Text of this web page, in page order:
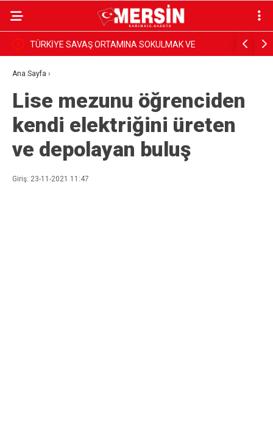
SAVAŞ ORTAMINA SOKULMAK VE
İSTENMEKTEDİR.TÜRKİYEYİ BÖLMEYE
GÜCÜ YETMEYECEKTİR
CHP’li Semih
Anlayışıdır”
Ana Sayfa ›
Lise mezunu öğrenciden
kendi elektriğini üreten
ve depolayan buluş
Giriş: 23-11-2021 11:47